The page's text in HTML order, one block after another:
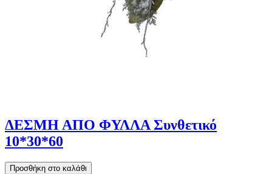
ΔΕΣΜΗ ΑΠΟ ΦΥΛΛΑ Συνθετικό
10*30*60